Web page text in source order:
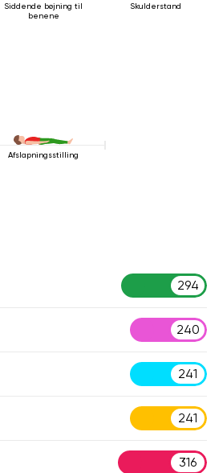
Siddende bøjning til
benene
Skulderstand
Afslapningsstilling
294
240
241
241
316